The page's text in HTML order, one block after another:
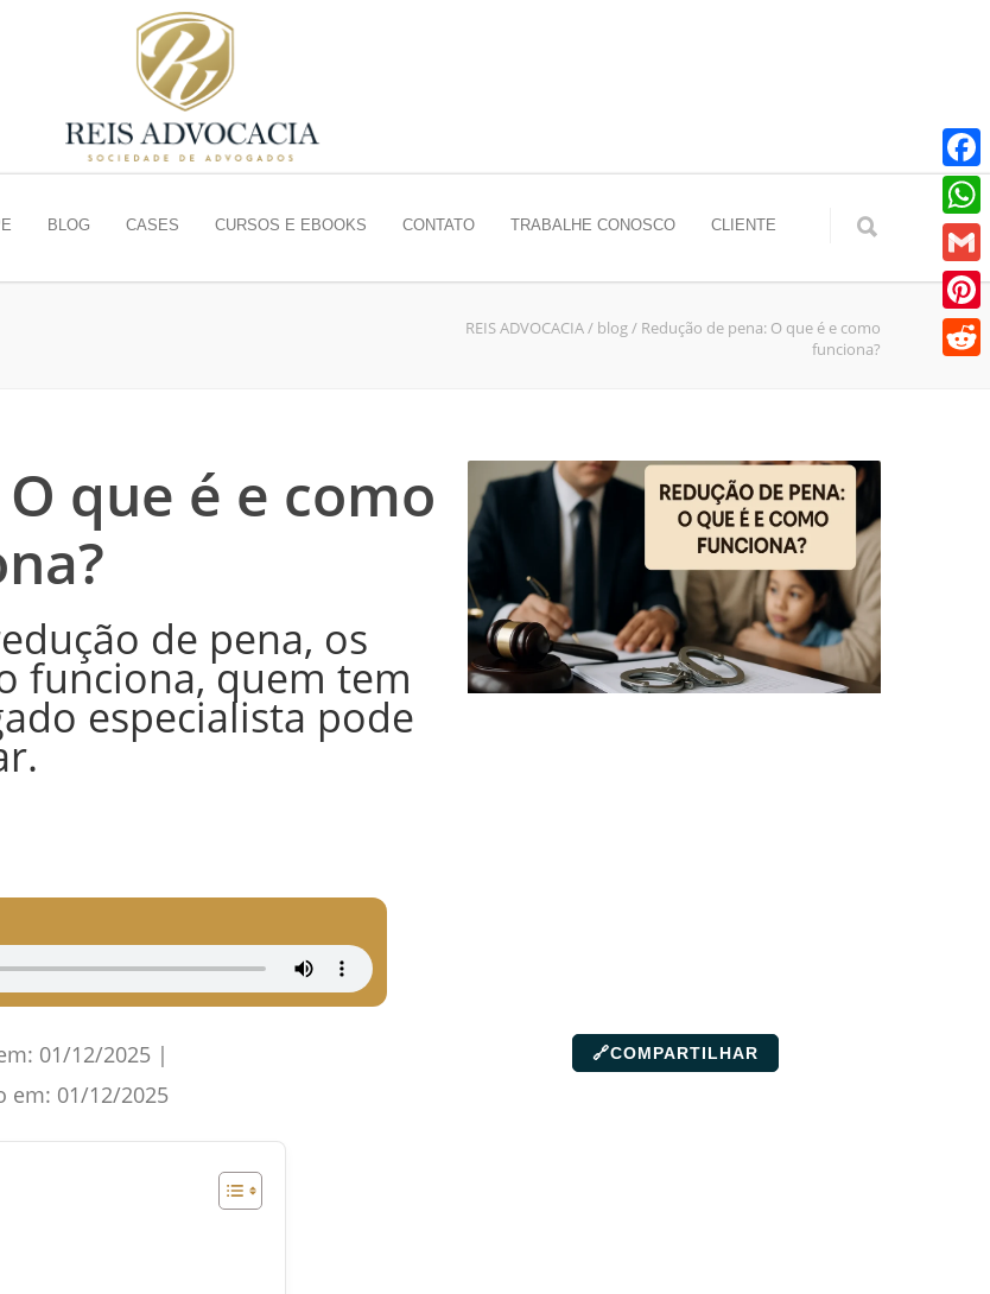
BLOG CASES CURSOS E EBOOKS CONTATO TRABALHE CONOSCO CLIENTE
REIS ADVOCACIA/ blog/ Redução de pena: O que é e como
funciona?
que é e como
de pena, os
funciona, quem tem
especialista pode
01/12/2025 |
em: 01/12/2025
🔗COMPARTILHAR
Gmail